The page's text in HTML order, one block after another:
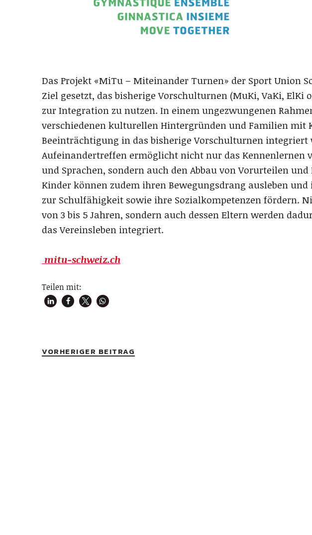
Das Projekt «MiTu – Miteinander Turnen» der Sport Union
Ziel gesetzt, das bisherige Vorschulturnen (MuKi, VaKi, ElKi
zur Integration zu nutzen. In einem ungezwungenen
verschiedenen kulturellen Hintergründen und Familien mit
Beeinträchtigung in das bisherige Vorschulturnen integriert
Aufeinandertreffen ermöglicht nicht nur das Kennenlernen
und Sprachen, sondern auch den Abbau von Vorurteilen
Kinder können zudem ihren Bewegungsdrang ausleben
zur Schulfähigkeit sowie ihre Sozialkompetenzen fördern.
von 3 bis 5 Jahren, sondern auch dessen Eltern werden
das Vereinsleben integriert.
mitu-schweiz.ch
Teilen mit:
VORHERIGER BEITRAG